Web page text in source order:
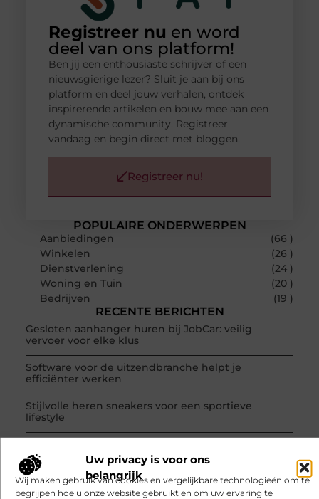
Uw privacy is voor ons
belangrijk
Wij maken gebruik van cookies en vergelijkbare technologieën om te
begrijpen hoe u onze website gebruikt en om uw ervaring te
POPULAIRE ONDERWERPEN
Aanbiedingen
(66 )
Winkelen
(26 )
Dienstverlening
(24 )
Woning en Tuin
(20 )
Bedrijven
(19 )
RECENTE BERICHTEN
Gesloten aanhanger huren bij JobCar: veilig
vervoer voor elke klus
Software voor de uitzendbranche helpt je
efficiënter werken
Stijlvolle heren sneakers voor een sportieve
lifestyle
te blokken
Touw als trapleuning en afzetkoord
Registreer nu en word
deel van ons platform!
Ben jij een enthousiaste schrijver of een
nieuwsgierige lezer? Sluit je aan bij ons
platform en deel jouw verhalen, ontdek
inspirerende artikelen en bouw mee aan een
dynamische community. Registreer
vandaag en begin direct met bloggen.
Registreer nu!